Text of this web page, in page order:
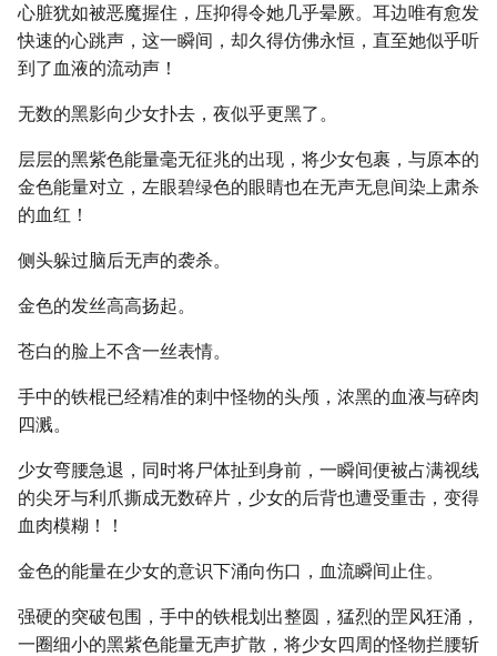
心脏犹如被恶魔握住，压抑得令她几乎晕厥。耳边唯有愈发
快速的心跳声，这一瞬间，却久得仿佛永恒，直至她似乎听
到了血液的流动声！
无数的黑影向少女扑去，夜似乎更黑了。
层层的黑紫色能量毫无征兆的出现，将少女包裹，与原本的
金色能量对立，左眼碧绿色的眼睛也在无声无息间染上肃杀
的血红！
侧头躲过脑后无声的袭杀。
金色的发丝高高扬起。
苍白的脸上不含一丝表情。
手中的铁棍已经精准的刺中怪物的头颅，浓黑的血液与碎肉
四溅。
少女弯腰急退，同时将尸体扯到身前，一瞬间便被占满视线
的尖牙与利爪撕成无数碎片，少女的后背也遭受重击，变得
血肉模糊！！
金色的能量在少女的意识下涌向伤口，血流瞬间止住。
强硬的突破包围，手中的铁棍划出整圆，猛烈的罡风狂涌，
一圈细小的黑紫色能量无声扩散，将少女四周的怪物拦腰斩